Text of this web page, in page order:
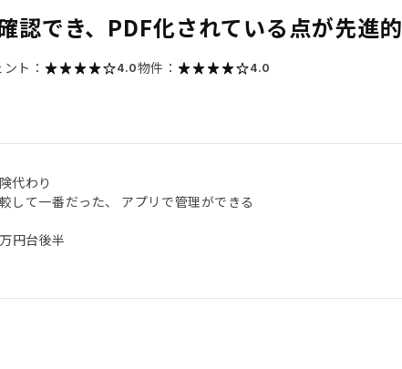
認でき、PDF化されている点が先進的
ト： 4.0物件： 4.0
代わり
して一番だった、 アプリで管理ができる
円台後半